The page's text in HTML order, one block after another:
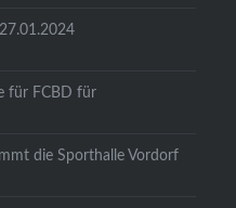
für FCBD für
die Sporthalle Vordorf